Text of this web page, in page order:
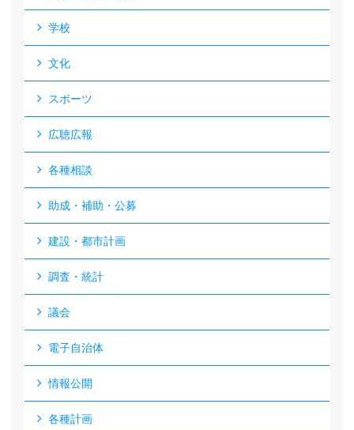
学校
文化
スポーツ
広聴広報
各種相談
助成・補助・公募
建設・都市計画
調査・統計
議会
電子自治体
情報公開
各種計画